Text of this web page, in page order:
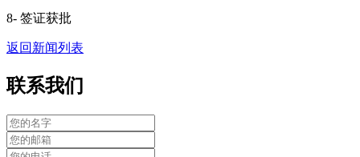
8- 签证获批
返回新闻列表
联系我们